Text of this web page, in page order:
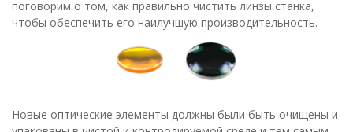
поговорим о том, как правильно чистить линзы станка,
чтобы обеспечить его наилучшую производительность.
Новые оптические элементы должны были быть очищены и